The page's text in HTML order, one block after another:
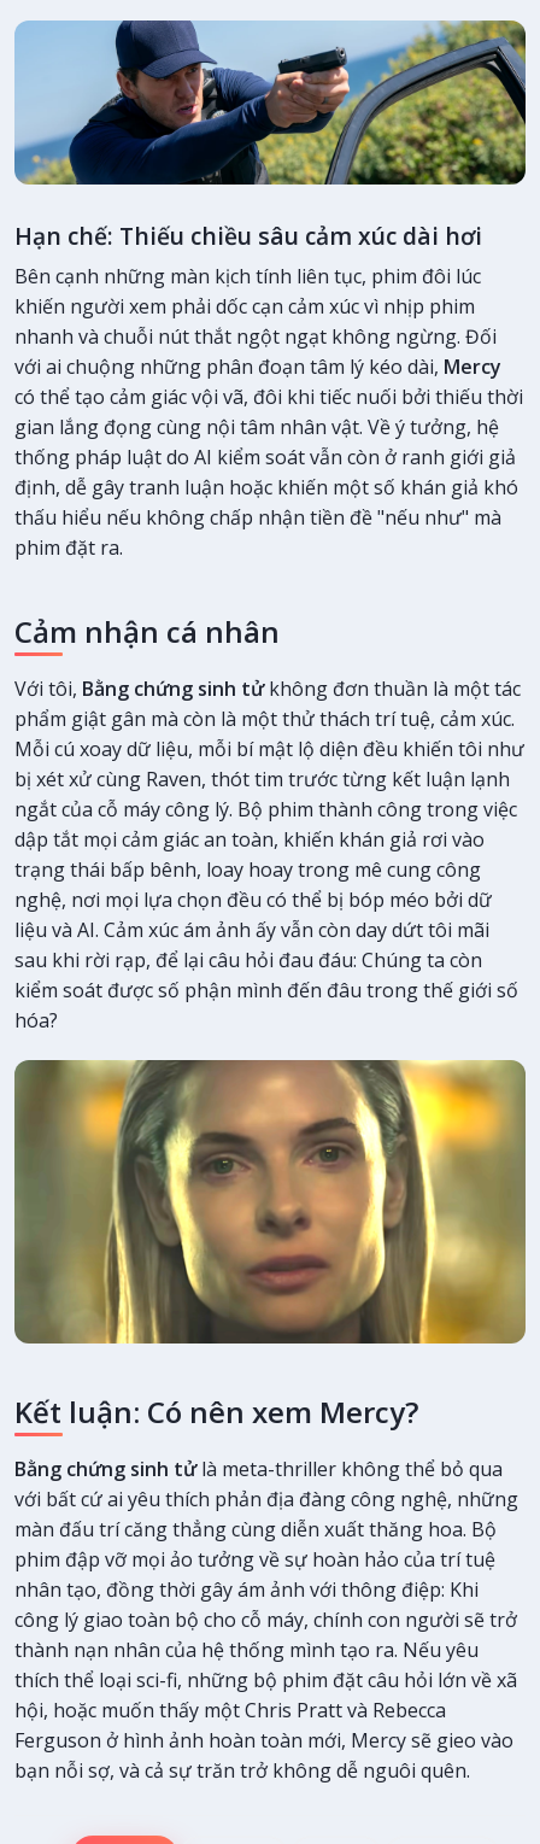
Hạn chế: Thiếu chiều sâu cảm xúc dài hơi
Bên cạnh những màn kịch tính liên tục, phim đôi lúc
khiến người xem phải dốc cạn cảm xúc vì nhịp phim
nhanh và chuỗi nút thắt ngột ngạt không ngừng. Đối
với ai chuộng những phân đoạn tâm lý kéo dài, Mercy
có thể tạo cảm giác vội vã, đôi khi tiếc nuối bởi thiếu thời
gian lắng đọng cùng nội tâm nhân vật. Về ý tưởng, hệ
thống pháp luật do AI kiểm soát vẫn còn ở ranh giới giả
định, dễ gây tranh luận hoặc khiến một số khán giả khó
thấu hiểu nếu không chấp nhận tiền đề "nếu như" mà
phim đặt ra.
Cảm nhận cá nhân
Với tôi, Bằng chứng sinh tửkhông đơn thuần là một tác
phẩm giật gân mà còn là một thử thách trí tuệ, cảm xúc.
Mỗi cú xoay dữ liệu, mỗi bí mật lộ diện đều khiến tôi như
bị xét xử cùng Raven, thót tim trước từng kết luận lạnh
ngắt của cỗ máy công lý. Bộ phim thành công trong việc
dập tắt mọi cảm giác an toàn, khiến khán giả rơi vào
trạng thái bấp bênh, loay hoay trong mê cung công
nghệ, nơi mọi lựa chọn đều có thể bị bóp méo bởi dữ
liệu và AI. Cảm xúc ám ảnh ấy vẫn còn day dứt tôi mãi
sau khi rời rạp, để lại câu hỏi đau đáu: Chúng ta còn
kiểm soát được số phận mình đến đâu trong thế giới số
hóa?
Kết luận: Có nên xem Mercy?
Bằng chứng sinh tửlà meta-thriller không thể bỏ qua
với bất cứ ai yêu thích phản địa đàng công nghệ, những
màn đấu trí căng thẳng cùng diễn xuất thăng hoa. Bộ
phim đập vỡ mọi ảo tưởng về sự hoàn hảo của trí tuệ
nhân tạo, đồng thời gây ám ảnh với thông điệp: Khi
công lý giao toàn bộ cho cỗ máy, chính con người sẽ trở
thành nạn nhân của hệ thống mình tạo ra. Nếu yêu
thích thể loại sci-fi, những bộ phim đặt câu hỏi lớn về xã
hội, hoặc muốn thấy một Chris Pratt và Rebecca
Ferguson ở hình ảnh hoàn toàn mới, Mercy sẽ gieo vào
bạn nỗi sợ, và cả sự trăn trở không dễ nguôi quên.